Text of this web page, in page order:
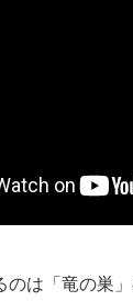
のは「竜の巣